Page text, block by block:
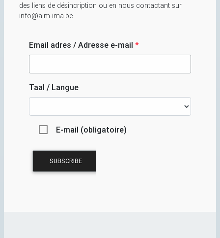
des liens de désincription ou en nous contactant sur
info@aim-ima.be
Email adres / Adresse e-mail *
Taal / Langue
E-mail (obligatoire)